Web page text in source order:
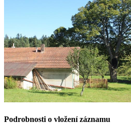
Podrobnosti o vložení záznamu